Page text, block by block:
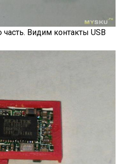
Видим контакты USB